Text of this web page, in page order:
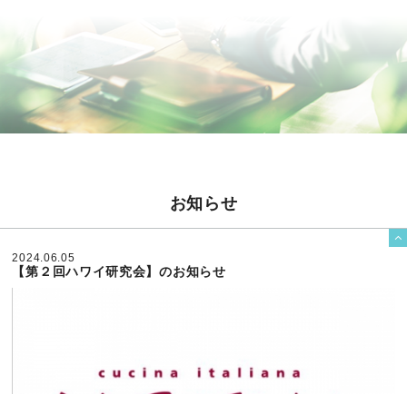
お知らせ

2024.06.05
【第２回ハワイ研究会】のお知らせ